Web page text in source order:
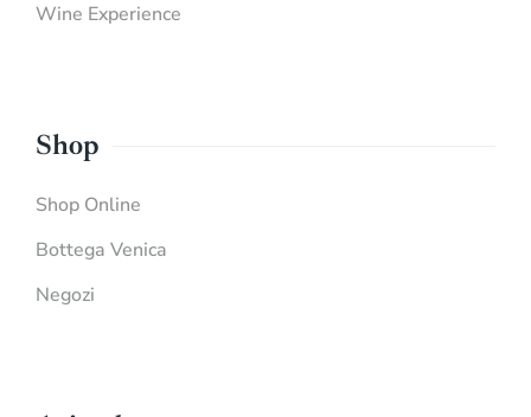
Wine Experience
Shop
Shop Online
Bottega Venica
Negozi